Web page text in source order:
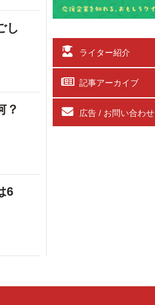
し
？
6
ライター紹介
記事アーカイブ
広告 / お問い合わせ